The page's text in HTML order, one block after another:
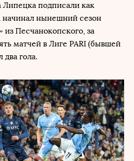
подписали как
начинал нынешний сезон
из Песчанокопского, за
матчей в Лиге PARI (бывшей
два гола.